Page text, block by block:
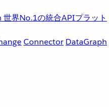
世界No.1の統合APIプラット
Connector DataGraph